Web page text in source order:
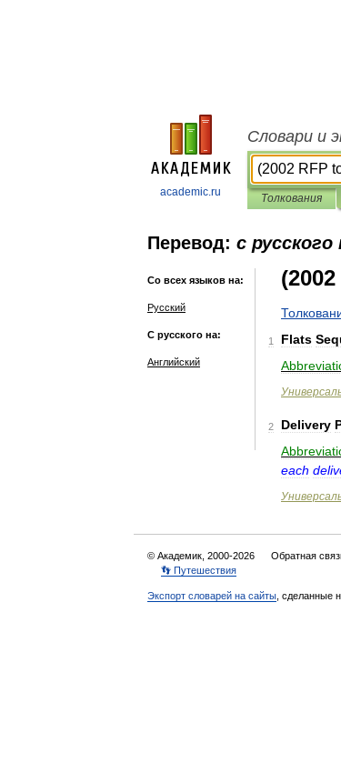
academic.ru
Словари и
Толкования
Перевод: с
Со всех языков на:
Русский
С русского на:
Английский
1 Flats
2 Delivery
each
© Академик, 2000-2026 Обратная
👣 Путешествия
Экспорт словарей на сайты , сделанные